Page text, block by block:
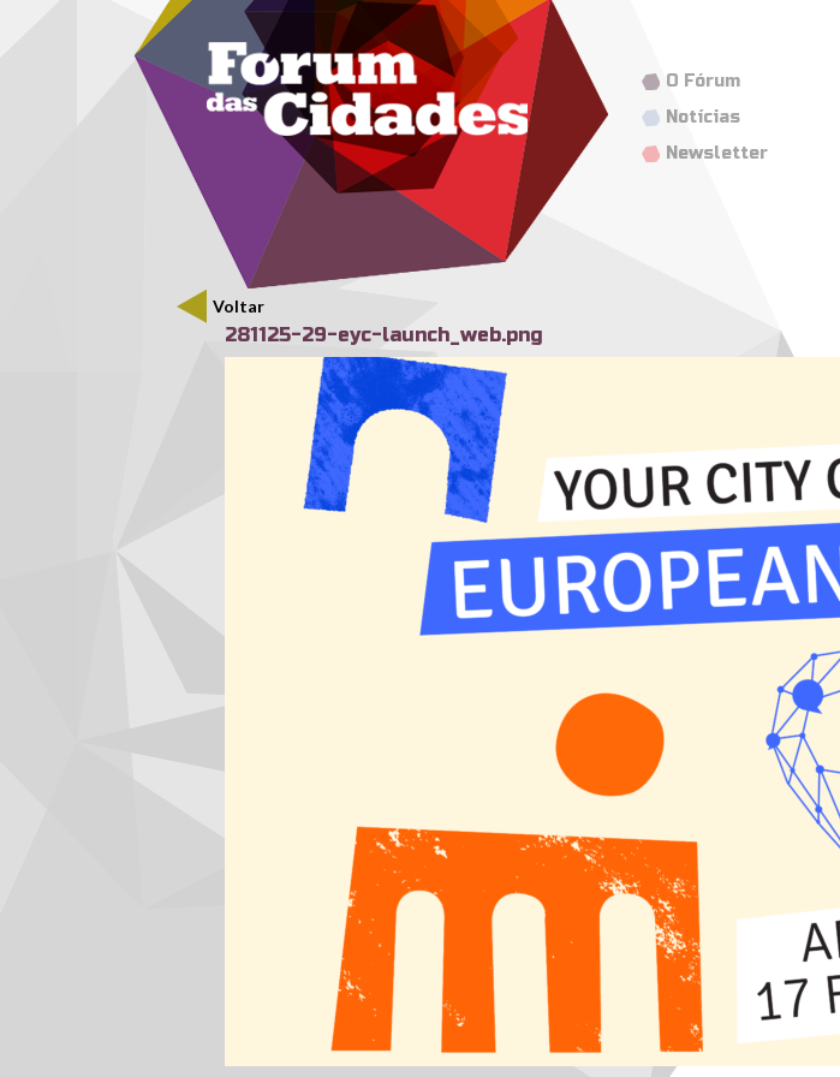
Passar para o conteúdo principalMenu secundário
O Fórum
Notícias
Newsletter
Voltar
281125-29-eyc-launch_web.png